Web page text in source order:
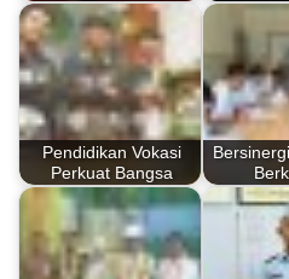
Pendidikan Vokasi
Perkuat Bangsa